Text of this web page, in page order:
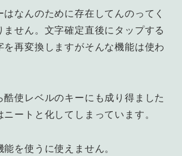
なんのために存在してんのってく
ません。文字確定直後にタップする
を再変換しますがそんな機能は使わ
酷使レベルのキーにも成り得ました
ートと化してしまっています。
を使うに使えません。